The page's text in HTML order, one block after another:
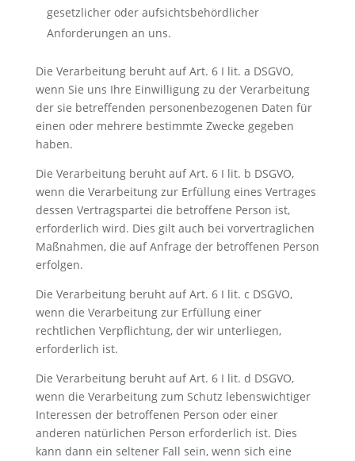
gesetzlicher oder aufsichtsbehördlicher
Anforderungen an uns.
Die Verarbeitung beruht auf Art. 6 I lit. a DSGVO,
wenn Sie uns Ihre Einwilligung zu der Verarbeitung
der sie betreffenden personenbezogenen Daten für
einen oder mehrere bestimmte Zwecke gegeben
haben.
Die Verarbeitung beruht auf Art. 6 I lit. b DSGVO,
wenn die Verarbeitung zur Erfüllung eines Vertrages
dessen Vertragspartei die betroffene Person ist,
erforderlich wird. Dies gilt auch bei vorvertraglichen
Maßnahmen, die auf Anfrage der betroffenen Person
erfolgen.
Die Verarbeitung beruht auf Art. 6 I lit. c DSGVO,
wenn die Verarbeitung zur Erfüllung einer
rechtlichen Verpflichtung, der wir unterliegen,
erforderlich ist.
Die Verarbeitung beruht auf Art. 6 I lit. d DSGVO,
wenn die Verarbeitung zum Schutz lebenswichtiger
Interessen der betroffenen Person oder einer
anderen natürlichen Person erforderlich ist. Dies
kann dann ein seltener Fall sein, wenn sich eine